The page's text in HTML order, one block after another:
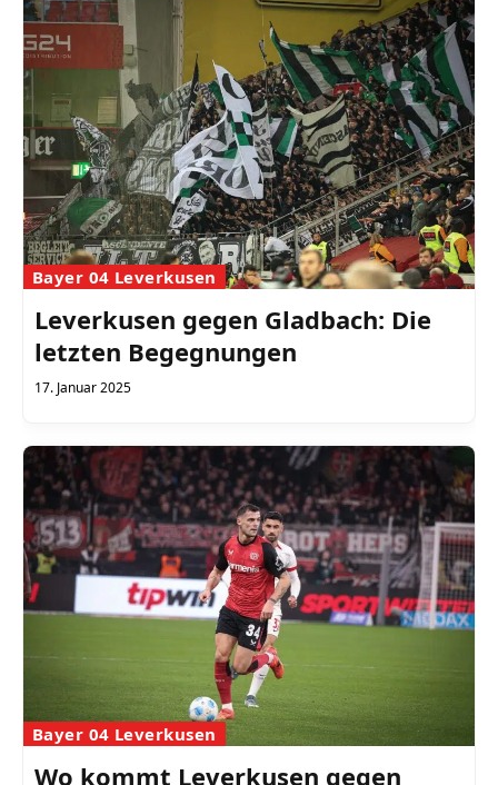
Bayer 04 Leverkusen
Leverkusen gegen Gladbach: Die
letzten Begegnungen
17. Januar 2025
Bayer 04 Leverkusen
Wo kommt Leverkusen gegen